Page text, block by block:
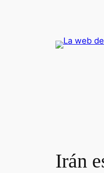
Irán